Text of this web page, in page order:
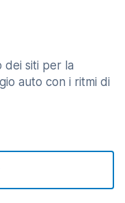
dei siti per la
auto con i ritmi di